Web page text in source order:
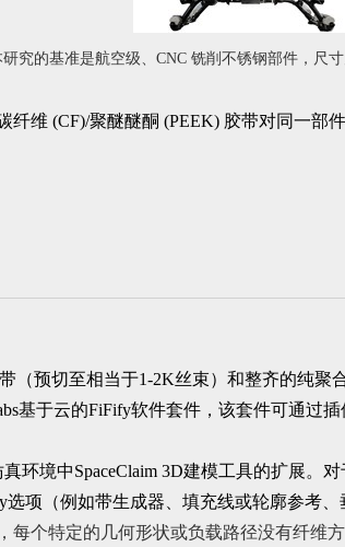
究的基准是航空级、CNC 铣削不锈钢部件，尺
维 (CF)/聚醚醚酮 (PEEK) 胶带对同一
（预切至相当于1-2K丝束）和整齐的纯
基于云的FiFify软件套件，该套件可通过插
环境中SpaceClaim 3D建模工具的扩展。
项（例如带生成器、填充线或轮廓参考
个特定的几何形状或负载路径没有纤维